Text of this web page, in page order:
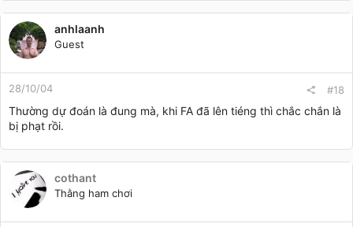
anhlaanh
Guest
28/10/04 #18
Thường dự đoán là đung mà, khi FA đã lên tiéng thì chắc chắn là
bị phạt rồi.
cothant
Thằng ham chơi